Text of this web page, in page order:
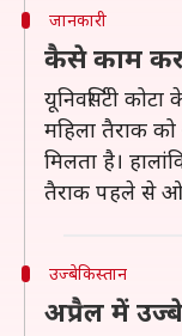
जानकारी
कैसे काम
यूनिवर्सिटी
महिला तैराक
मिलता है।
तैराक पहले से
उज्बेकिस्तान
अप्रैल में